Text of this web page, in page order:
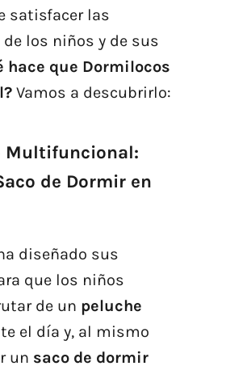
satisfacer las
los niños y de sus
hace que Dormilocos
Vamos a descubrirlo:
Multifuncional:
de Dormir en
diseñado sus
que los niños
de un peluche
el día y, al mismo
un saco de dormir